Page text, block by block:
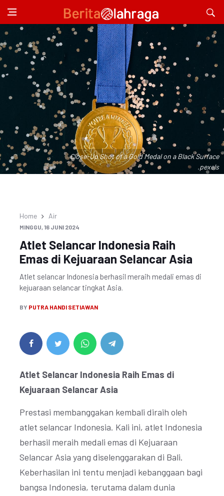
Close-Up Shot of a Gold Medal on a Black Surface
.pexels
Home Air
MINGGU, 16 JUNI 2024
Atlet Selancar Indonesia Raih
Emas di Kejuaraan Selancar Asia
Atlet selancar Indonesia berhasil meraih medali emas di
kejuaraan selancar tingkat Asia.
BY PUTRA HANDI SETIAWAN
Atlet Selancar Indonesia Raih Emas di
Kejuaraan Selancar Asia
Prestasi membanggakan kembali diraih oleh
atlet selancar Indonesia. Kali ini, atlet Indonesia
berhasil meraih medali emas di Kejuaraan
Selancar Asia yang diselenggarakan di Bali.
Keberhasilan ini tentu menjadi kebanggaan bagi
bangsa Indonesia, terutama dalam dunia